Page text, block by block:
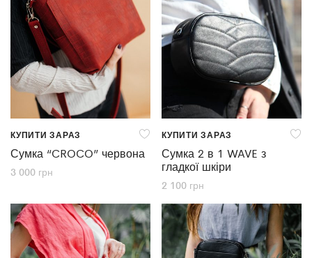
КУПИТИ ЗАРАЗ
Сумка “CROCO” червона
3 000 грн
КУПИТИ ЗАРАЗ
Сумка 2 в 1 WAVE з
гладкої шкіри
2 100 грн